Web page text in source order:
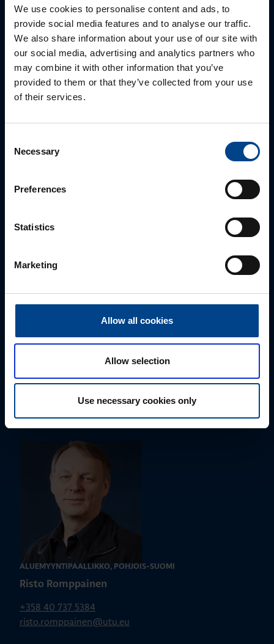
We use cookies to personalise content and ads, to
provide social media features and to analyse our traffic.
We also share information about your use of our site with
our social media, advertising and analytics partners who
may combine it with other information that you’ve
provided to them or that they’ve collected from your use
of their services.
Selection
Necessary
Preferences
Statistics
Marketing
Allow all cookies
Allow selection
Use necessary cookies only
ALUEMYYNTIPÄÄLLIKKÖ, LÄNSI-SUOMI
+358 50 596 7006
ALUEMYYNTIPÄÄLLIKKÖ, ITÄ-SUOMI
Susanna Ahokas
+358 40 687 7998
ALUEMYYNTIPÄÄLLIKKÖ, POHJOIS-SUOMI
Risto Romppainen
+358 40 737 5384
risto.romppainen@utu.eu